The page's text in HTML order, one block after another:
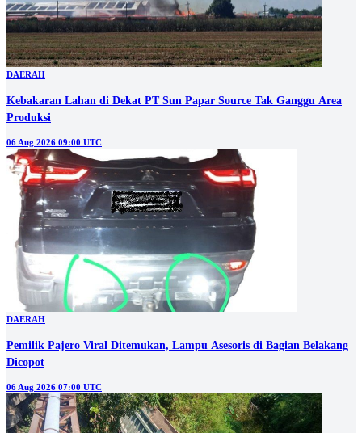
DAERAH
Kebakaran Lahan di Dekat PT Sun Papar Source Tak Ganggu Area
Produksi
06 Aug 2026 09:00 UTC
DAERAH
Pemilik Pajero Viral Ditemukan, Lampu Asesoris di Bagian Belakang
Dicopot
06 Aug 2026 07:00 UTC